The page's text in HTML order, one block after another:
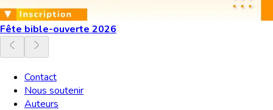
Fête bible-ouverte 2026
Contact
Nous soutenir
Auteurs